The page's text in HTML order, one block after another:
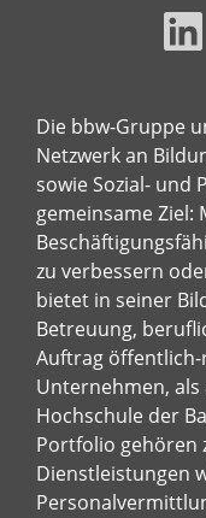
Die bbw-Gruppe
Netzwerk an
sowie Sozial- und
gemeinsame Ziel:
zu verbessern
bietet in seiner
Betreuung,
Auftrag
Unternehmen,
Hochschule der
Portfolio gehören
Dienstleistungen